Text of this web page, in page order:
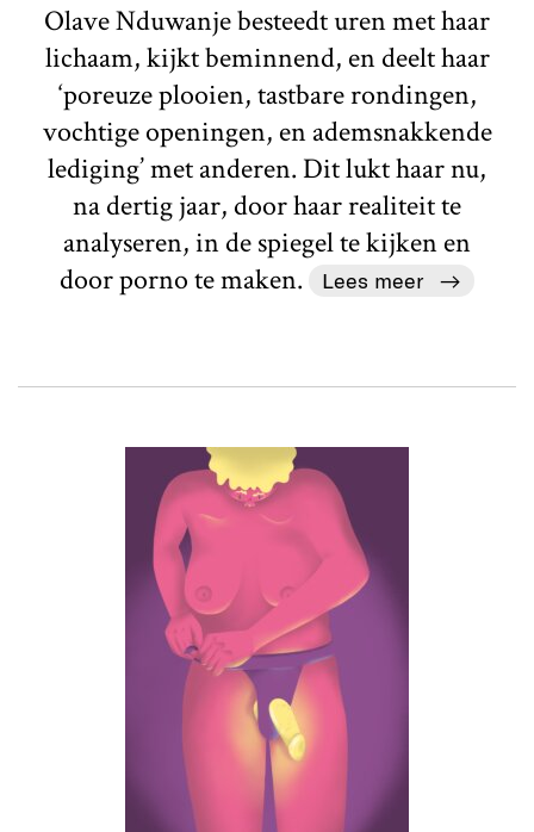
Olave Nduwanje besteedt uren met haar
lichaam, kijkt beminnend, en deelt haar
‘poreuze plooien, tastbare rondingen,
vochtige openingen, en ademsnakkende
lediging’ met anderen. Dit lukt haar nu,
na dertig jaar, door haar realiteit te
analyseren, in de spiegel te kijken en
door porno te maken.
Lees meer